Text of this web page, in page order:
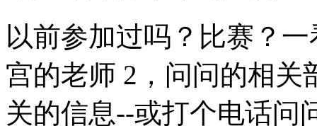
以前参加过吗？比赛？
宫的老师 2，问问的相
关的信息--或打个电话问